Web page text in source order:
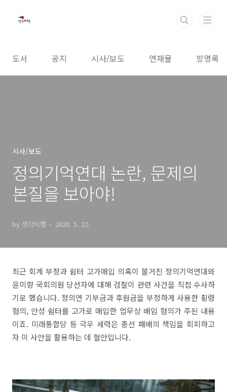
도서 공지 시사/보도 연재물 방명록
시사/보도
정의기억연대 논란, 문제의
본질을 보아야!
by 생각비행 2020. 5. 22.
최근 회계 부정과 쉼터 고가매입 의혹이 불거진 정의기억연대와
윤미향 국회의원 당선자에 대해 검찰이 관련 사건을 직접 수사하
기로 했습니다. 정의연 기부금과 후원금을 부정하게 사용한 횡령
혐의, 안성 쉼터를 고가로 매입한 업무상 배임 혐의가 주된 내용
이죠. 미래통합당 등 극우 세력은 총선 패배의 책임을 회피하고
자 이 사안을 활용하는 데 혈안입니다.